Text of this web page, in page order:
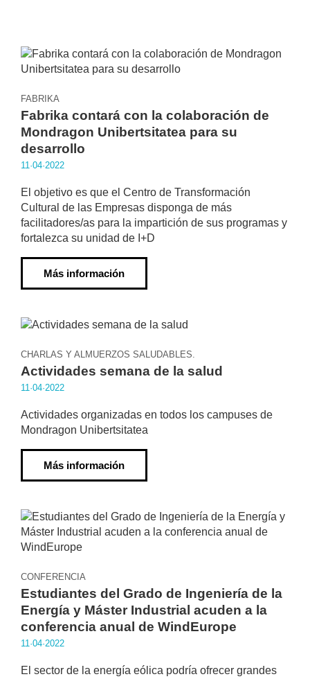
FABRIKA
Fabrika contará con la colaboración de
Mondragon Unibertsitatea para su
desarrollo
11·04·2022
El objetivo es que el Centro de Transformación
Cultural de las Empresas disponga de más
facilitadores/as para la impartición de sus programas y
fortalezca su unidad de I+D
Más información
CHARLAS Y ALMUERZOS SALUDABLES.
Actividades semana de la salud
11·04·2022
Actividades organizadas en todos los campuses de
Mondragon Unibertsitatea
Más información
CONFERENCIA
Estudiantes del Grado de Ingeniería de la
Energía y Máster Industrial acuden a la
conferencia anual de WindEurope
11·04·2022
El sector de la energía eólica podría ofrecer grandes